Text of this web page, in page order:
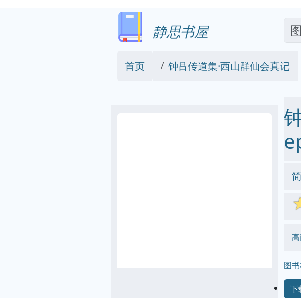
静思书屋
首页 钟吕传道集·西山群仙会真记
图
下